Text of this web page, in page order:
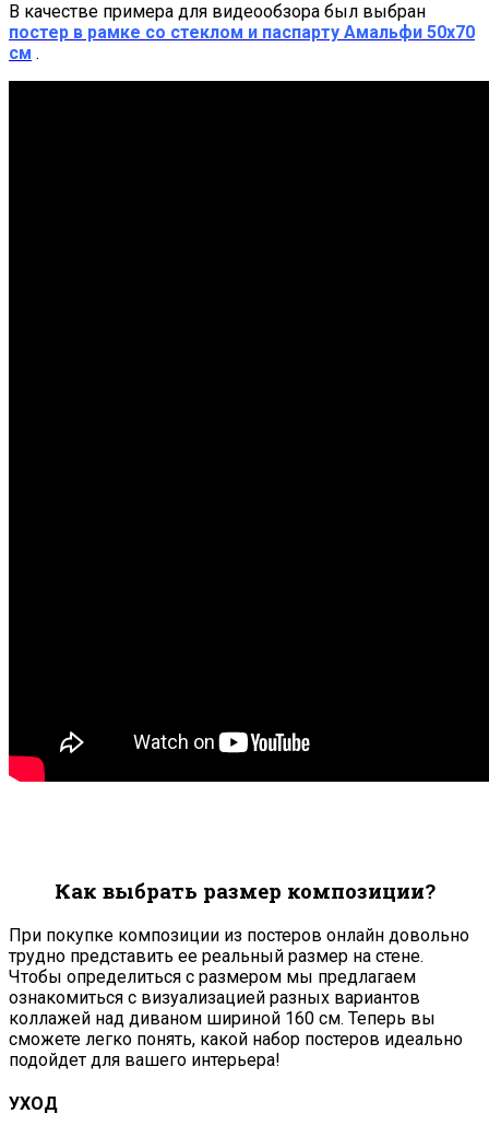
В качестве примера для видеообзора был выбран
постер в рамке со стеклом и паспарту Амальфи 50х70
см .
Как выбрать размер композиции?
При покупке композиции из постеров онлайн довольно
трудно представить ее реальный размер на стене.
Чтобы определиться с размером мы предлагаем
ознакомиться с визуализацией разных вариантов
коллажей над диваном шириной 160 см. Теперь вы
сможете легко понять, какой набор постеров идеально
подойдет для вашего интерьера!
УХОД